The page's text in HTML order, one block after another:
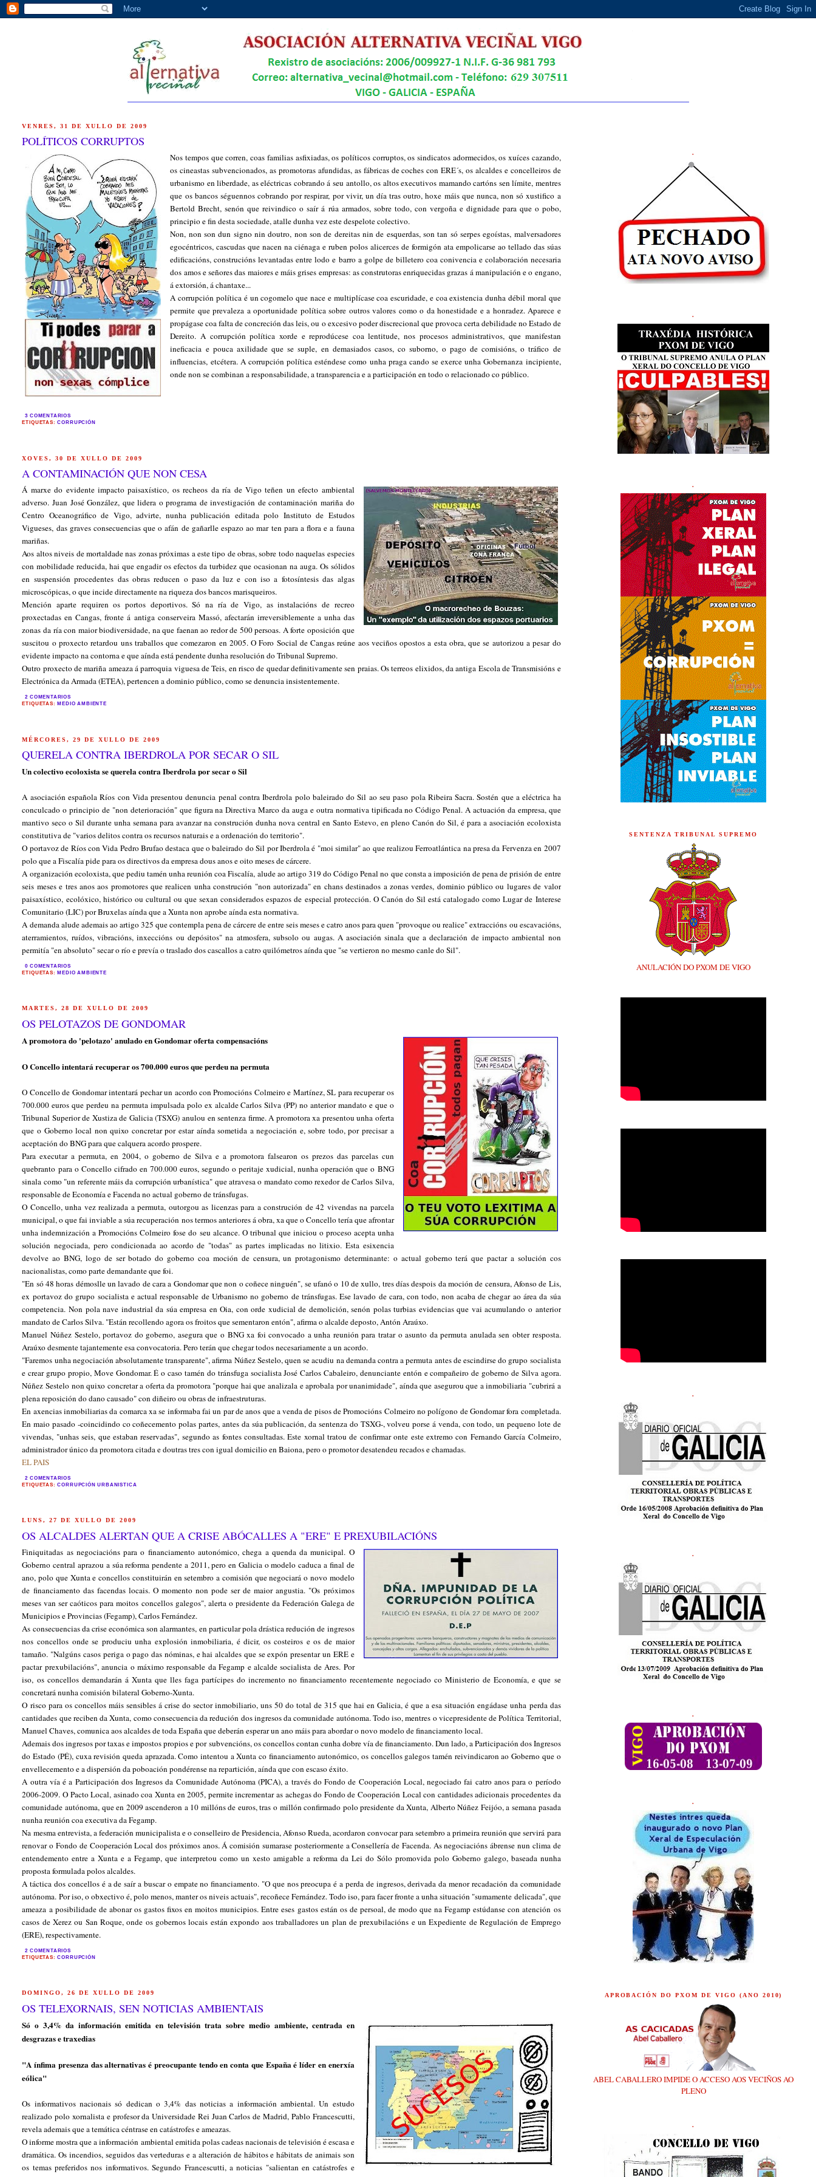
VENRES, 31 DE XULLO DE 2009
POLÍTICOS CORRUPTOS
Nos tempos que corren, coas familias asfixiadas, os políticos corruptos, os sindicatos adormecidos, os xuíces cazando,
os cineastas subvencionados, as promotoras afundidas, as fábricas de coches con ERE´s, os alcaldes e concelleiros de
urbanismo en liberdade, as eléctricas cobrando á seu antollo, os altos executivos mamando cartóns sen límite, mentres
que os bancos séguennos cobrando por respirar, por vivir, un día tras outro, hoxe máis que nunca, non só xustifico a
Bertold Brecht, senón que reivindico o saír á rúa armados, sobre todo, con vergoña e dignidade para que o pobo,
principio e fin desta sociedade, atalle dunha vez este despelote colectivo.
Non, non son dun signo nin doutro, non son de dereitas nin de esquerdas, son tan só serpes egoístas, malversadores
egocéntricos, cascudas que nacen na ciénaga e ruben polos alicerces de formigón ata empolicarse ao tellado das súas
edificacións, construcións levantadas entre lodo e barro a golpe de billetero coa conivencia e colaboración necesaria
dos amos e señores das maiores e máis grises empresas: as construtoras enriquecidas grazas á manipulación e o engano,
á extorsión, á chantaxe...
A corrupción política é un cogomelo que nace e multiplícase coa escuridade, e coa existencia dunha débil moral que
permite que prevaleza a oportunidade política sobre outros valores como o da honestidade e a honradez. Aparece e
propágase coa falta de concreción das leis, ou o excesivo poder discrecional que provoca certa debilidade no Estado de
Dereito. A corrupción política xorde e reprodúcese coa lentitude, nos procesos administrativos, que manifestan
ineficacia e pouca axilidade que se suple, en demasiados casos, co suborno, o pago de comisións, o tráfico de
influencias, etcétera. A corrupción política esténdese como unha praga cando se exerce unha Gobernanza incipiente,
onde non se combinan a responsabilidade, a transparencia e a participación en todo o relacionado co público.
3 COMENTARIOS
ETIQUETAS:CORRUPCIÓN
XOVES, 30 DE XULLO DE 2009
A CONTAMINACIÓN QUE NON CESA
Á marxe do evidente impacto paisaxístico, os recheos da ría de Vigo teñen un efecto ambiental
adverso. Juan José González, que lidera o programa de investigación de contaminación mariña do
Centro Oceanográfico de Vigo, advirte, nunha publicación editada polo Instituto de Estudos
Vigueses, das graves consecuencias que o afán de gañarlle espazo ao mar ten para a flora e a fauna
mariñas.
Aos altos niveis de mortaldade nas zonas próximas a este tipo de obras, sobre todo naquelas especies
con mobilidade reducida, hai que engadir os efectos da turbidez que ocasionan na auga. Os sólidos
en suspensión procedentes das obras reducen o paso da luz e con iso a fotosíntesis das algas
microscópicas, o que incide directamente na riqueza dos bancos marisqueiros.
Mención aparte requiren os portos deportivos. Só na ría de Vigo, as instalacións de recreo
proxectadas en Cangas, fronte á antiga conserveira Massó, afectarán irreversiblemente a unha das
zonas da ría con maior biodiversidade, na que faenan ao redor de 500 persoas. A forte oposición que
suscitou o proxecto retardou uns traballos que comezaron en 2005. O Foro Social de Cangas reúne aos veciños opostos a esta obra, que se autorizou a pesar do
evidente impacto na contorna e que aínda está pendente dunha resolución do Tribunal Supremo.
Outro proxecto de mariña ameaza á parroquia viguesa de Teis, en risco de quedar definitivamente sen praias. Os terreos elixidos, da antiga Escola de Transmisións e
Electrónica da Armada (ETEA), pertencen a dominio público, como se denuncia insistentemente.
2 COMENTARIOS
ETIQUETAS: MEDIO AMBIENTE
MÉRCORES, 29 DE XULLO DE 2009
QUERELA CONTRA IBERDROLA POR SECAR O SIL
Un colectivo ecoloxista se querela contra Iberdrola por secar o Sil
A asociación española Ríos con Vida presentou denuncia penal contra Iberdrola polo baleirado do Sil ao seu paso pola Ribeira Sacra. Sostén que a eléctrica ha
conculcado o principio de "non deterioración" que figura na Directiva Marco da auga e outra normativa tipificada no Código Penal. A actuación da empresa, que
mantivo seco o Sil durante unha semana para avanzar na construción dunha nova central en Santo Estevo, en pleno Canón do Sil, é para a asociación ecoloxista
constitutiva de "varios delitos contra os recursos naturais e a ordenación do territorio".
O portavoz de Ríos con Vida Pedro Brufao destaca que o baleirado do Sil por Iberdrola é "moi similar" ao que realizou Ferroatlántica na presa da Fervenza en 2007
polo que a Fiscalía pide para os directivos da empresa dous anos e oito meses de cárcere.
A organización ecoloxista, que pediu tamén unha reunión coa Fiscalía, alude ao artigo 319 do Código Penal no que consta a imposición de pena de prisión de entre
seis meses e tres anos aos promotores que realicen unha construción "non autorizada" en chans destinados a zonas verdes, dominio público ou lugares de valor
paisaxístico, ecolóxico, histórico ou cultural ou que sexan considerados espazos de especial protección. O Canón do Sil está catalogado como Lugar de Interese
Comunitario (LIC) por Bruxelas aínda que a Xunta non aprobe aínda esta normativa.
A demanda alude ademais ao artigo 325 que contempla pena de cárcere de entre seis meses e catro anos para quen "provoque ou realice" extraccións ou escavacións,
aterramientos, ruídos, vibracións, inxeccións ou depósitos" na atmosfera, subsolo ou augas. A asociación sinala que a declaración de impacto ambiental non
permitía "en absoluto" secar o río e prevía o traslado dos cascallos a catro quilómetros aínda que "se vertieron no mesmo canle do Sil".
0 COMENTARIOS
ETIQUETAS: MEDIO AMBIENTE
MARTES, 28 DE XULLO DE 2009
OS PELOTAZOS DE GONDOMAR
A promotora do 'pelotazo' anulado en Gondomar oferta compensacións
O Concello intentará recuperar os 700.000 euros que perdeu na permuta
O Concello de Gondomar intentará pechar un acordo con Promocións Colmeiro e Martínez, SL para recuperar os
700.000 euros que perdeu na permuta impulsada polo ex alcalde Carlos Silva (PP) no anterior mandato e que o
Tribunal Superior de Xustiza de Galicia (TSXG) anulou en sentenza firme. A promotora xa presentou unha oferta
que o Goberno local non quixo concretar por estar aínda sometida a negociación e, sobre todo, por precisar a
aceptación do BNG para que calquera acordo prospere.
Para executar a permuta, en 2004, o goberno de Silva e a promotora falsearon os prezos das parcelas cun
quebranto para o Concello cifrado en 700.000 euros, segundo o peritaje xudicial, nunha operación que o BNG
sinala como "un referente máis da corrupción urbanística" que atravesa o mandato como rexedor de Carlos Silva,
responsable de Economía e Facenda no actual goberno de tránsfugas.
O Concello, unha vez realizada a permuta, outorgou as licenzas para a construción de 42 vivendas na parcela
municipal, o que fai inviable a súa recuperación nos termos anteriores á obra, xa que o Concello tería que afrontar
unha indemnización a Promocións Colmeiro fose do seu alcance. O tribunal que iniciou o proceso acepta unha
solución negociada, pero condicionada ao acordo de "todas" as partes implicadas no litixio. Esta esixencia
devolve ao BNG, logo de ser botado do goberno coa moción de censura, un protagonismo determinante: o actual goberno terá que pactar a solución cos
nacionalistas, como parte demandante que foi.
"En só 48 horas démoslle un lavado de cara a Gondomar que non o coñece ninguén", se ufanó o 10 de xullo, tres días despois da moción de censura, Afonso de Lis,
ex portavoz do grupo socialista e actual responsable de Urbanismo no goberno de tránsfugas. Ese lavado de cara, con todo, non acaba de chegar ao área da súa
competencia. Non pola nave industrial da súa empresa en Oia, con orde xudicial de demolición, senón polas turbias evidencias que vai acumulando o anterior
mandato de Carlos Silva. "Están recollendo agora os froitos que sementaron entón", afirma o alcalde deposto, Antón Araúxo.
Manuel Núñez Sestelo, portavoz do goberno, asegura que o BNG xa foi convocado a unha reunión para tratar o asunto da permuta anulada sen obter resposta.
Araúxo desmente tajantemente esa convocatoria. Pero terán que chegar todos necesariamente a un acordo.
"Faremos unha negociación absolutamente transparente", afirma Núñez Sestelo, quen se acudiu na demanda contra a permuta antes de escindirse do grupo socialista
e crear grupo propio, Move Gondomar. É o caso tamén do tránsfuga socialista José Carlos Cabaleiro, denunciante entón e compañeiro de goberno de Silva agora.
Núñez Sestelo non quixo concretar a oferta da promotora "porque hai que analizala e aprobala por unanimidade", aínda que asegurou que a inmobiliaria "cubrirá a
plena reposición do dano causado" con diñeiro ou obras de infraestruturas.
En axencias inmobiliarias da comarca xa se informaba fai un par de anos que a venda de pisos de Promocións Colmeiro no polígono de Gondomar fora completada.
En maio pasado -coincidindo co coñecemento polas partes, antes da súa publicación, da sentenza do TSXG-, volveu porse á venda, con todo, un pequeno lote de
vivendas, "unhas seis, que estaban reservadas", segundo as fontes consultadas. Este xornal tratou de confirmar onte este extremo con Fernando García Colmeiro,
administrador único da promotora citada e doutras tres con igual domicilio en Baiona, pero o promotor desatendeu recados e chamadas.
EL PAIS
2 COMENTARIOS
ETIQUETAS:CORRUPCIÓN URBANISTICA
LUNS, 27 DE XULLO DE 2009
OS ALCALDES ALERTAN QUE A CRISE ABÓCALLES A "ERE" E PREXUBILACIÓNS
Finiquitadas as negociacións para o financiamento autonómico, chega a quenda da municipal. O
Goberno central aprazou a súa reforma pendente a 2011, pero en Galicia o modelo caduca a final de
ano, polo que Xunta e concellos constituirán en setembro a comisión que negociará o novo modelo
de financiamento das facendas locais. O momento non pode ser de maior angustia. "Os próximos
meses van ser caóticos para moitos concellos galegos", alerta o presidente da Federación Galega de
Municipios e Provincias (Fegamp), Carlos Fernández.
As consecuencias da crise económica son alarmantes, en particular pola drástica redución de ingresos
nos concellos onde se produciu unha explosión inmobiliaria, é dicir, os costeiros e os de maior
tamaño. "Nalgúns casos periga o pago das nóminas, e hai alcaldes que se expón presentar un ERE e
pactar prexubilacións", anuncia o máximo responsable da Fegamp e alcalde socialista de Ares. Por
iso, os concellos demandarán á Xunta que lles faga partícipes do incremento no financiamento recentemente negociado co Ministerio de Economía, e que se
concretará nunha comisión bilateral Goberno-Xunta.
O risco para os concellos máis sensibles á crise do sector inmobiliario, uns 50 do total de 315 que hai en Galicia, é que a esa situación engádase unha perda das
cantidades que reciben da Xunta, como consecuencia da redución dos ingresos da comunidade autónoma. Todo iso, mentres o vicepresidente de Política Territorial,
Manuel Chaves, comunica aos alcaldes de toda España que deberán esperar un ano máis para abordar o novo modelo de financiamento local.
Ademais dos ingresos por taxas e impostos propios e por subvencións, os concellos contan cunha dobre vía de financiamento. Dun lado, a Participación dos Ingresos
do Estado (PÉ), cuxa revisión queda aprazada. Como intentou a Xunta co financiamento autonómico, os concellos galegos tamén reivindicaron ao Goberno que o
envellecemento e a dispersión da poboación pondérense na repartición, aínda que con escaso éxito.
A outra vía é a Participación dos Ingresos da Comunidade Autónoma (PICA), a través do Fondo de Cooperación Local, negociado fai catro anos para o período
2006-2009. O Pacto Local, asinado coa Xunta en 2005, permite incrementar as achegas do Fondo de Cooperación Local con cantidades adicionais procedentes da
comunidade autónoma, que en 2009 ascenderon a 10 millóns de euros, tras o millón confirmado polo presidente da Xunta, Alberto Núñez Feijóo, a semana pasada
nunha reunión coa executiva da Fegamp.
Na mesma entrevista, a federación municipalista e o conselleiro de Presidencia, Afonso Rueda, acordaron convocar para setembro a primeira reunión que servirá para
renovar o Fondo de Cooperación Local dos próximos anos. Á comisión sumarase posteriormente a Consellería de Facenda. As negociacións ábrense nun clima de
entendemento entre a Xunta e a Fegamp, que interpretou como un xesto amigable a reforma da Lei do Sólo promovida polo Goberno galego, baseada nunha
proposta formulada polos alcaldes.
A táctica dos concellos é a de saír a buscar o empate no financiamento. "O que nos preocupa é a perda de ingresos, derivada da menor recadación da comunidade
autónoma. Por iso, o obxectivo é, polo menos, manter os niveis actuais", recoñece Fernández. Todo iso, para facer fronte a unha situación "sumamente delicada", que
ameaza a posibilidade de abonar os gastos fixos en moitos municipios. Entre eses gastos están os de persoal, de modo que na Fegamp estúdanse con atención os
casos de Xerez ou San Roque, onde os gobernos locais están expondo aos traballadores un plan de prexubilacións e un Expediente de Regulación de Emprego
(ERE), respectivamente.
2 COMENTARIOS
ETIQUETAS:CORRUPCIÓN
DOMINGO, 26 DE XULLO DE 2009
OS TELEXORNAIS, SEN NOTICIAS AMBIENTAIS
Só o 3,4% da información emitida en televisión trata sobre medio ambiente, centrada en
desgrazas e traxedias
"A ínfima presenza das alternativas é preocupante tendo en conta que España é líder en enerxía
eólica"
Os informativos nacionais só dedican o 3,4% das noticias a información ambiental. Un estudo
realizado polo xornalista e profesor da Universidade Rei Juan Carlos de Madrid, Pablo Francescutti,
revela ademais que a temática céntrase en catástrofes e ameazas.
O informe mostra que a información ambiental emitida polas cadeas nacionais de televisión é escasa e
dramática. Os incendios, seguidos das verteduras e a alteración de hábitos e hábitats de animais son
os temas preferidos nos informativos. Segundo Francescutti, a noticias "salientan en catástrofes e
.
.
.
SENTENZA TRIBUNAL SUPREMO
ANULACIÓN DO PXOM DE VIGO
.
.
.
.
APROBACIÓN DO PXOM DE VIGO (ANO 2010)
ABEL CABALLERO IMPIDE O ACCESO AOS VECIÑOS AO
PLENO
.